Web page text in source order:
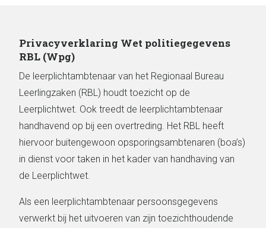
Privacyverklaring Wet politiegegevens
RBL (Wpg)
De leerplichtambtenaar van het Regionaal Bureau
Leerlingzaken (RBL) houdt toezicht op de
Leerplichtwet. Ook treedt de leerplichtambtenaar
handhavend op bij een overtreding. Het RBL heeft
hiervoor buitengewoon opsporingsambtenaren (boa’s)
in dienst voor taken in het kader van handhaving van
de Leerplichtwet.
Als een leerplichtambtenaar persoonsgegevens
verwerkt bij het uitvoeren van zijn toezichthoudende